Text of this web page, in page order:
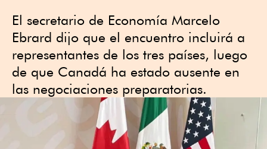
El secretario de Economía Marcelo
Ebrard dijo que el encuentro incluirá a
representantes de los tres países, luego
de que Canadá ha estado ausente en
las negociaciones preparatorias.